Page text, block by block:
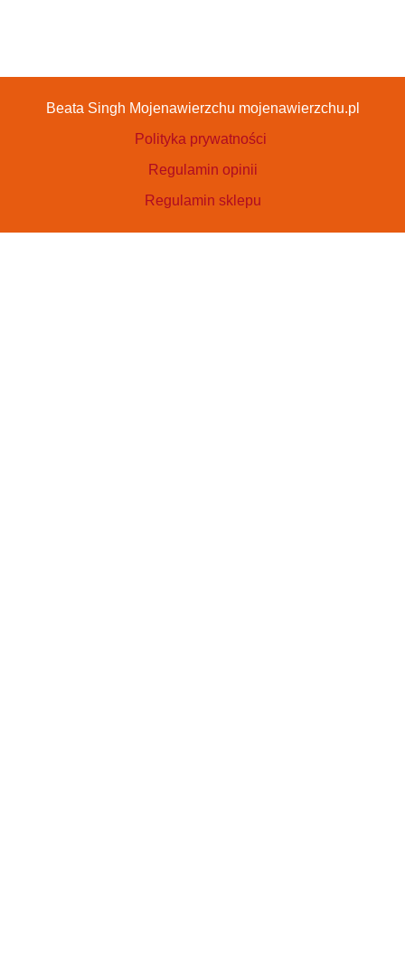
Beata Singh Mojenawierzchu mojenawierzchu.pl
Polityka prywatności
Regulamin opinii
Regulamin sklepu